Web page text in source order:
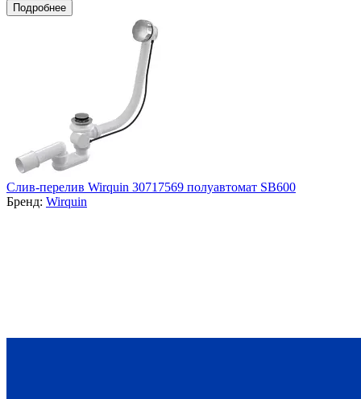
Подробнее
Cлив-перелив Wirquin 30717569 полуавтомат SB600
Бренд: Wirquin